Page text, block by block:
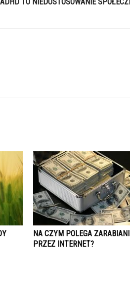
NA CZYM POLEGA
PRZEZ INTERNET?